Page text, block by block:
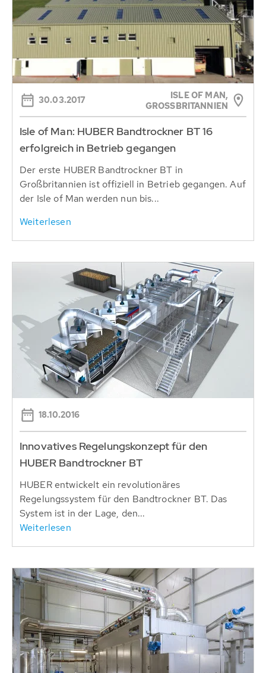
30.03.2017
ISLE OF MAN,
GROSSBRITANNIEN
Isle of Man: HUBER Bandtrockner BT 16
erfolgreich in Betrieb gegangen
Der erste HUBER Bandtrockner BT in
Großbritannien ist offiziell in Betrieb gegangen. Auf
der Isle of Man werden nun bis...
Weiterlesen
18.10.2016
Innovatives Regelungskonzept für den
HUBER Bandtrockner BT
HUBER entwickelt ein revolutionäres
Regelungssystem für den Bandtrockner BT. Das
System ist in der Lage, den...
Weiterlesen